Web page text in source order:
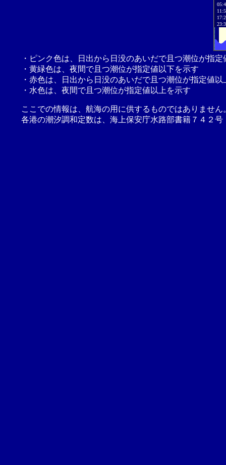
・ピンク色は、日出から日没のあいだで且つ潮位が指
・黄緑色は、夜間で且つ潮位が指定値以下を示す
・赤色は、日出から日没のあいだで且つ潮位が指定値以
・水色は、夜間で且つ潮位が指定値以上を示す
ここでの情報は、航海の用に供するものではありませ
各港の潮汐調和定数は、海上保安庁水路部書籍７４２